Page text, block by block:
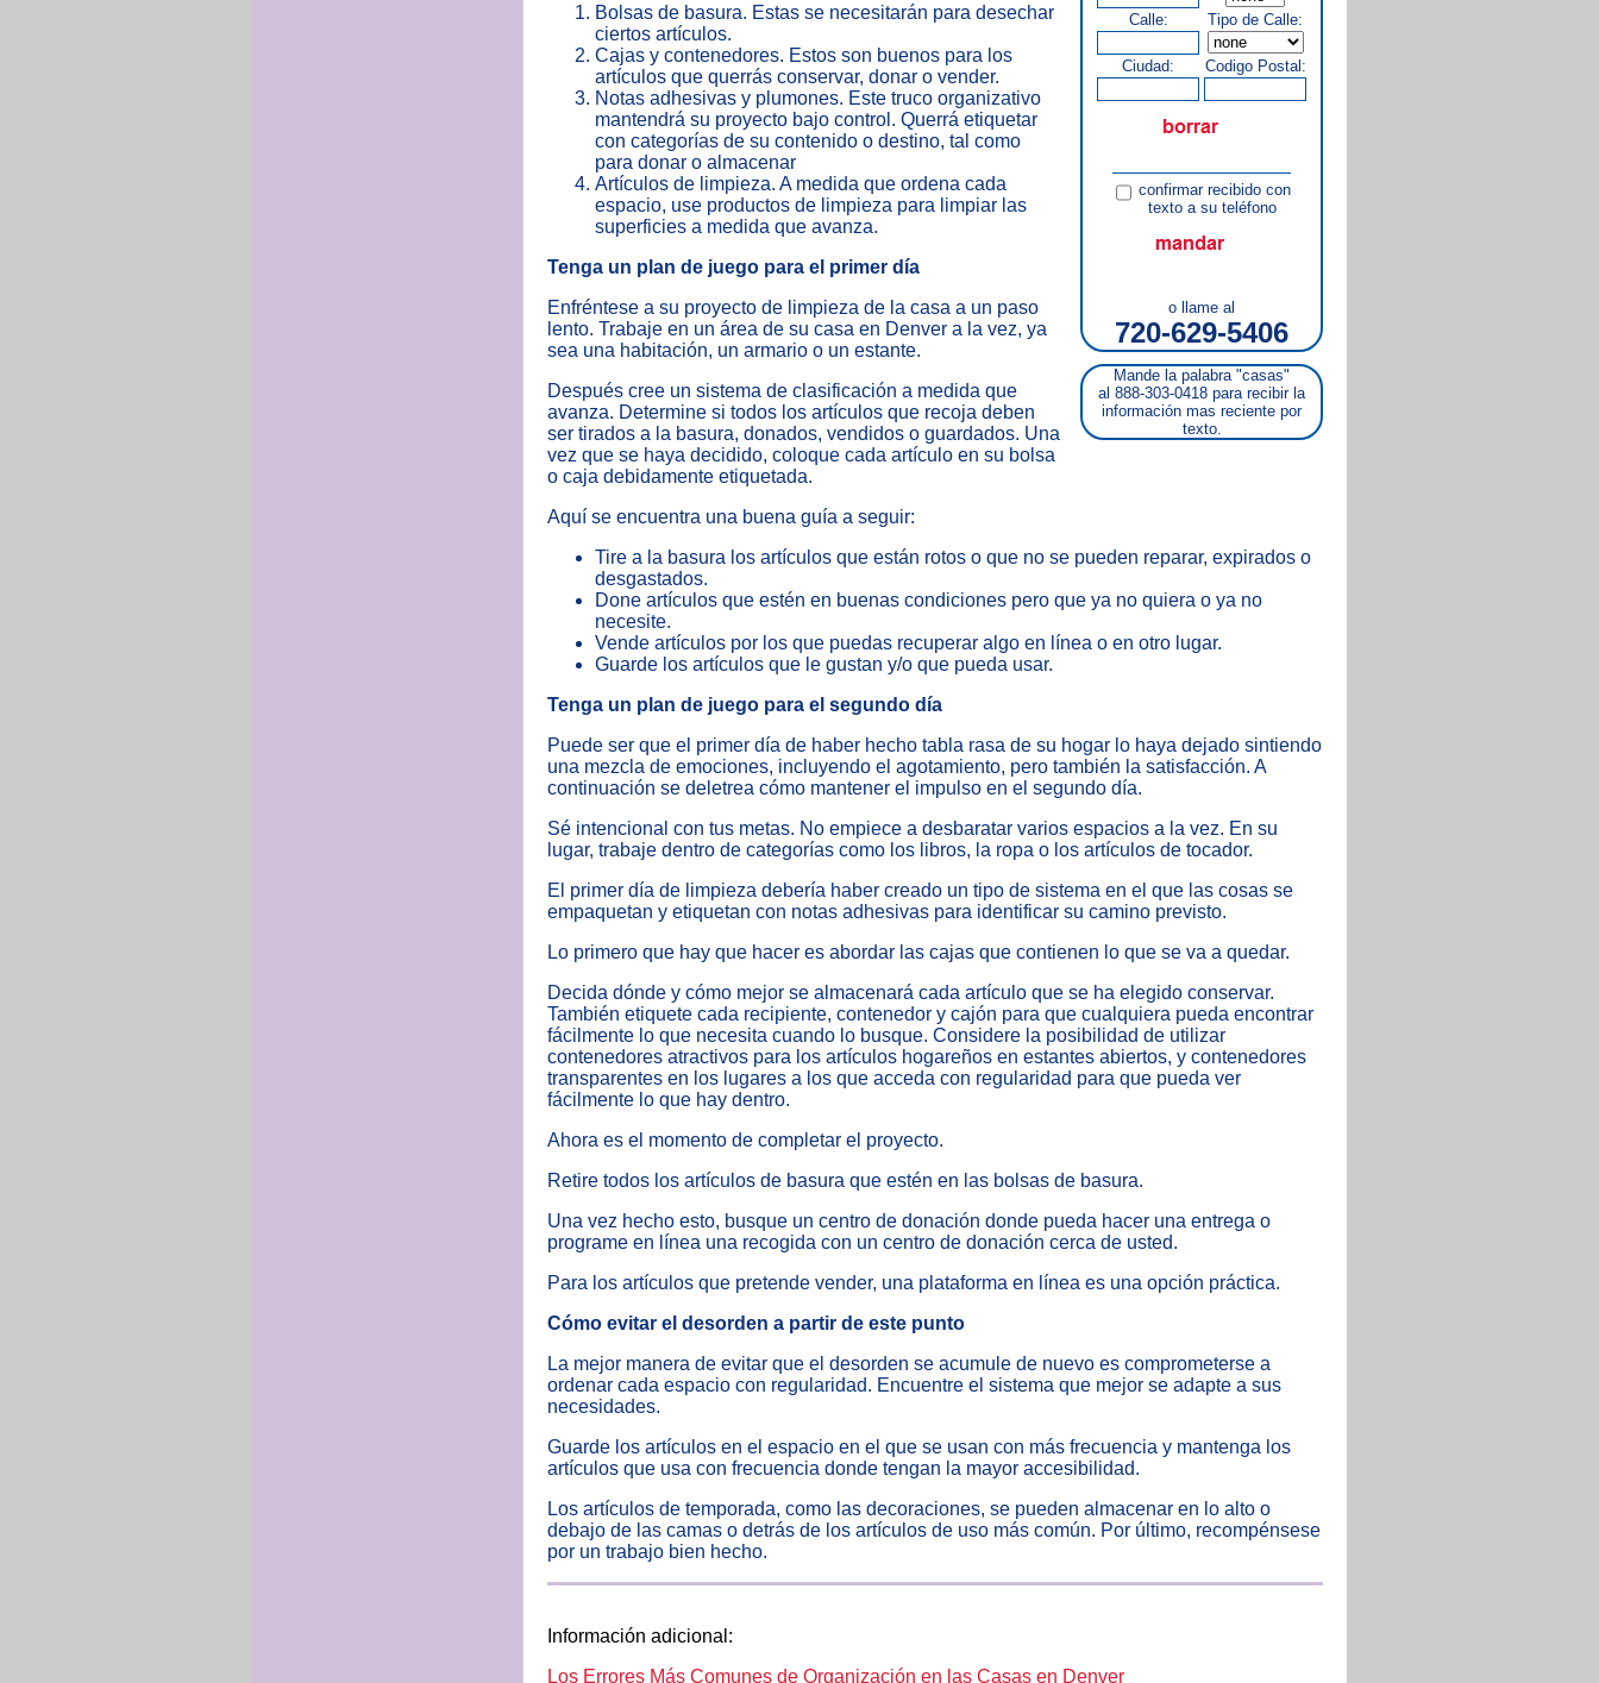
Calle: Tipo de Calle:
Ciudad: Codigo Postal:
confirmar recibido con
texto a su teléfono
o llame al
720-629-5406
Mande la palabra "casas"
al 888-303-0418 para recibir la
información mas reciente por
texto.
Bolsas de basura. Estas se necesitarán para desechar
ciertos artículos.
Cajas y contenedores. Estos son buenos para los
artículos que querrás conservar, donar o vender.
Notas adhesivas y plumones. Este truco organizativo
mantendrá su proyecto bajo control. Querrá etiquetar
con categorías de su contenido o destino, tal como
para donar o almacenar
Artículos de limpieza. A medida que ordena cada
espacio, use productos de limpieza para limpiar las
superficies a medida que avanza.
Tenga un plan de juego para el primer día
Enfréntese a su proyecto de limpieza de la casa a un paso
lento. Trabaje en un área de su casa en Denver a la vez, ya
sea una habitación, un armario o un estante.
Después cree un sistema de clasificación a medida que
avanza. Determine si todos los artículos que recoja deben
ser tirados a la basura, donados, vendidos o guardados. Una
vez que se haya decidido, coloque cada artículo en su bolsa
o caja debidamente etiquetada.
Aquí se encuentra una buena guía a seguir:
Tire a la basura los artículos que están rotos o que no se pueden reparar, expirados o
desgastados.
Done artículos que estén en buenas condiciones pero que ya no quiera o ya no
necesite.
Vende artículos por los que puedas recuperar algo en línea o en otro lugar.
Guarde los artículos que le gustan y/o que pueda usar.
Tenga un plan de juego para el segundo día
Puede ser que el primer día de haber hecho tabla rasa de su hogar lo haya dejado sintiendo
una mezcla de emociones, incluyendo el agotamiento, pero también la satisfacción. A
continuación se deletrea cómo mantener el impulso en el segundo día.
Sé intencional con tus metas. No empiece a desbaratar varios espacios a la vez. En su
lugar, trabaje dentro de categorías como los libros, la ropa o los artículos de tocador.
El primer día de limpieza debería haber creado un tipo de sistema en el que las cosas se
empaquetan y etiquetan con notas adhesivas para identificar su camino previsto.
Lo primero que hay que hacer es abordar las cajas que contienen lo que se va a quedar.
Decida dónde y cómo mejor se almacenará cada artículo que se ha elegido conservar.
También etiquete cada recipiente, contenedor y cajón para que cualquiera pueda encontrar
fácilmente lo que necesita cuando lo busque. Considere la posibilidad de utilizar
contenedores atractivos para los artículos hogareños en estantes abiertos, y contenedores
transparentes en los lugares a los que acceda con regularidad para que pueda ver
fácilmente lo que hay dentro.
Ahora es el momento de completar el proyecto.
Retire todos los artículos de basura que estén en las bolsas de basura.
Una vez hecho esto, busque un centro de donación donde pueda hacer una entrega o
programe en línea una recogida con un centro de donación cerca de usted.
Para los artículos que pretende vender, una plataforma en línea es una opción práctica.
Cómo evitar el desorden a partir de este punto
La mejor manera de evitar que el desorden se acumule de nuevo es comprometerse a
ordenar cada espacio con regularidad. Encuentre el sistema que mejor se adapte a sus
necesidades.
Guarde los artículos en el espacio en el que se usan con más frecuencia y mantenga los
artículos que usa con frecuencia donde tengan la mayor accesibilidad.
Los artículos de temporada, como las decoraciones, se pueden almacenar en lo alto o
debajo de las camas o detrás de los artículos de uso más común. Por último, recompénsese
por un trabajo bien hecho.
Información adicional:
Los Errores Más Comunes de Organización en las Casas en Denver